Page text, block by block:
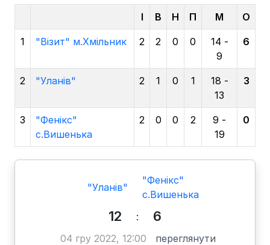
І В Н П М О
1 "Візит" м.Хмільник 2 2 0 0
14 -
9
6
2 "Уланів" 2 1 0 1
18 -
13
3
3
"Фенікс"
с.Вишенька
2 0 0 2
9 -
19
0
"Уланів"
"Фенікс"
с.Вишенька
12 : 6
04 гру 2022, 12:00 переглянути